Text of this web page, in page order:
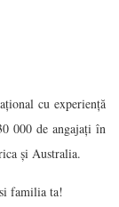
cu experiență
000 de angajați în
și Australia.
familia ta!